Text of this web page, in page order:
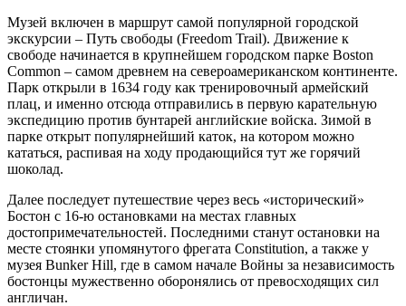
Музей включен в маршрут самой популярной городской
экскурсии – Путь свободы (Freedom Trail). Движение к
свободе начинается в крупнейшем городском парке Boston
Common – самом древнем на североамериканском континенте.
Парк открыли в 1634 году как тренировочный армейский
плац, и именно отсюда отправились в первую карательную
экспедицию против бунтарей английские войска. Зимой в
парке открыт популярнейший каток, на котором можно
кататься, распивая на ходу продающийся тут же горячий
шоколад.
Далее последует путешествие через весь «исторический»
Бостон с 16-ю остановками на местах главных
достопримечательностей. Последними станут остановки на
месте стоянки упомянутого фрегата Constitution, а также у
музея Bunker Hill, где в самом начале Войны за независимость
бостонцы мужественно оборонялись от превосходящих сил
англичан.